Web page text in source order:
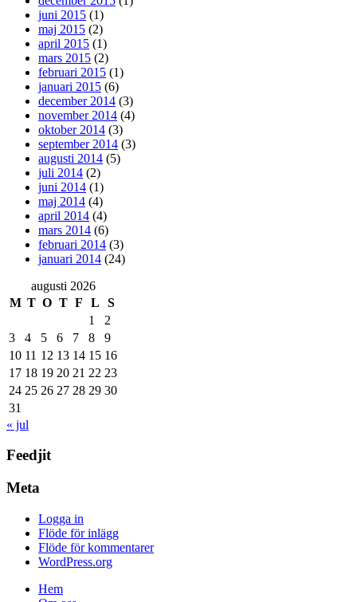
juni 2015 (1)
maj 2015 (2)
april 2015 (1)
mars 2015 (2)
februari 2015 (1)
januari 2015 (6)
december 2014 (3)
november 2014 (4)
oktober 2014 (3)
september 2014 (3)
augusti 2014 (5)
juli 2014 (2)
juni 2014 (1)
maj 2014 (4)
april 2014 (4)
mars 2014 (6)
februari 2014 (3)
januari 2014 (24)
augusti 2026
M T O T F L
S
1
2
3
4 5 6 7 8
9
10 11 12 13 14 15 16
17 18 19 20 21 22 23
24 25 26 27 28 29 30
31
« jul
Feedjit
Meta
Logga in
Flöde för inlägg
Flöde för kommentarer
WordPress.org
Hem